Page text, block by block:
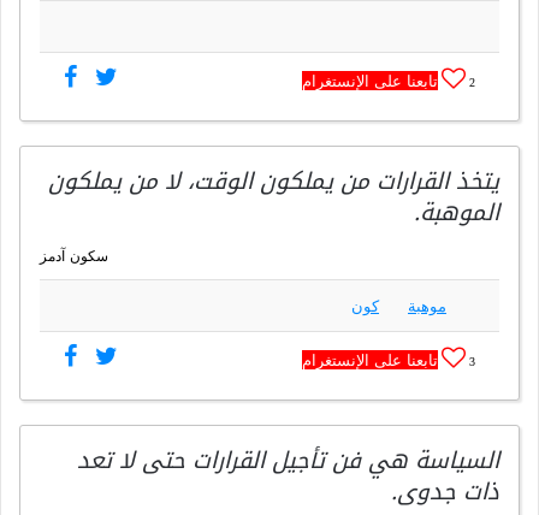
2 تابعنا على الإنستغرام
يتخذ القرارات من يملكون الوقت، لا من يملكون
الموهبة.
سكون آدمز
موهبة كون
3 تابعنا على الإنستغرام
السياسة هي فن تأجيل القرارات حتى لا تعد
ذات جدوى.